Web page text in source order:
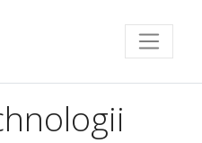
do strony głównej